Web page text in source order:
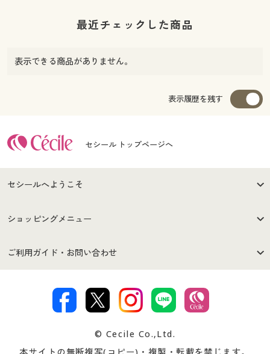
最近チェックした商品
表示できる商品がありません。
表示履歴を残す
セシール トップページへ
セシールへようこそ
はじめての方へ
セシールご利用規約
著作権・商標について 会社案内
ショッピングメニュー
商品カテゴリ
ご利用ガイド・お問い合わせ
交換・返品は お支払は
© Cecile Co.,Ltd.